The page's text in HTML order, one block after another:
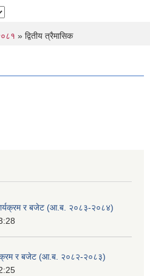
» द्वितीय त्रैमासिक
र बजेट (आ.ब. २०८३-२०८४)
र बजेट (आ.ब. २०८२-२०८३)